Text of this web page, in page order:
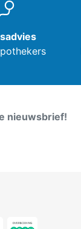
nieuwsbrief!